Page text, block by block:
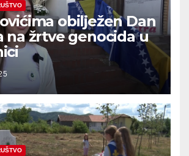
obilježen Dan
na žrtve genocida u